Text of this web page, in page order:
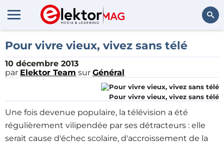
Rechercher
Pour vivre vieux, vivez sans télé
10 décembre 2013
par Elektor Team sur Général
Pour vivre vieux, vivez sans télé
Une fois devenue populaire, la télévision a été
régulièrement vilipendée par ses détracteurs : elle
serait cause d'échec scolaire, d'accroissement de la